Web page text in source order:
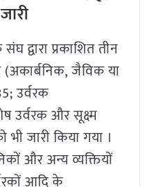
द्वारा प्रकाशित तीन
(अकार्बनिक, जैविक या
उर्वरक
उर्वरक और सूक्ष्म
जारी किया गया ।
और अन्य व्यक्तियों